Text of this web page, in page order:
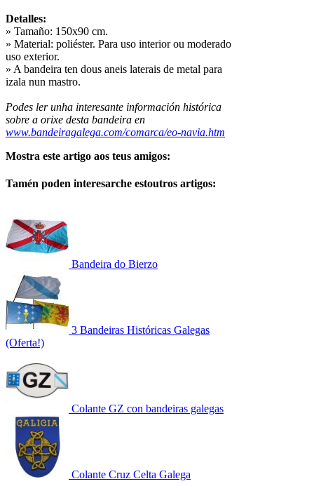
Detalles:
» Tamaño: 150x90 cm.
» Material: poliéster. Para uso interior ou moderado
uso exterior.
» A bandeira ten dous aneis laterais de metal para
izala nun mastro.
Podes ler unha interesante información histórica
sobre a orixe desta bandeira en
www.bandeiragalega.com/comarca/eo-navia.htm
Mostra este artigo aos teus amigos:
Tamén poden interesarche estoutros artigos:
Bandeira do Bierzo
3 Bandeiras Históricas Galegas
(Oferta!)
Colante GZ con bandeiras galegas
Colante Cruz Celta Galega